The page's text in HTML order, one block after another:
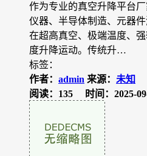
作为专业的真空升降平台
仪器、半导体制造、元器
在超高真空、极端温度、
度升降运动。传统升…
标签：
作者： admin 来源： 未知
阅读：135
时间：2025-